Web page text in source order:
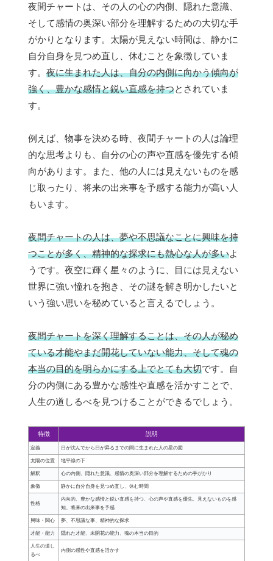
夜間チャートは、その人の心の内側、隠れた意識、
そして感情の奥深い部分を理解するための大切な手
がかりとなります。太陽が見えない時間は、静かに
自分自身を見つめ直し、休むことを象徴していま
す。 夜に生まれた人は、自分の内側に向かう傾向が
強く、豊かな感情と鋭い直感を持つとされていま
す。
例えば、物事を決める時、夜間チャートの人は論理
的な思考よりも、自分の心の声や直感を優先する傾
向があります。また、他の人には見えないものを感
じ取ったり、将来の出来事を予感する能力が高い人
もいます。
夜間チャートの人は、夢や不思議なことに興味を持
つことが多く、精神的な探求にも熱心な人が多いよ
うです。夜空に輝く星々のように、目には見えない
世界に強い憧れを抱き、その謎を解き明かしたいと
いう強い思いを秘めていると言えるでしょう。
夜間チャートを深く理解することは、その人が秘め
ている才能やまだ開花していない能力、そして魂の
本当の目的を明らかにする上でとても大切です。自
分の内側にある豊かな感性や直感を活かすことで、
人生の道しるべを見つけることができるでしょう。
特徴 説明
定義 日が沈んでから日が昇るまでの間に生まれた人の星の図
太陽の位置 地平線の下
解釈 心の内側、隠れた意識、感情の奥深い部分を理解するための手がかり
象徴 静かに自分自身を見つめ直し、休む時間
性格
内向的、豊かな感情と鋭い直感を持つ、心の声や直感を優先、見えないものを感
知、将来の出来事を予感
興味・関心 夢、不思議な事、精神的な探求
才能・能力 隠れた才能、未開花の能力、魂の本当の目的
人生の道し
るべ
内側の感性や直感を活かす